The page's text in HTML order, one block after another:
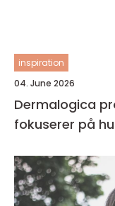
inspiration
04. June 2026
Dermalogica profesjonell hudpleie som
fokuserer på